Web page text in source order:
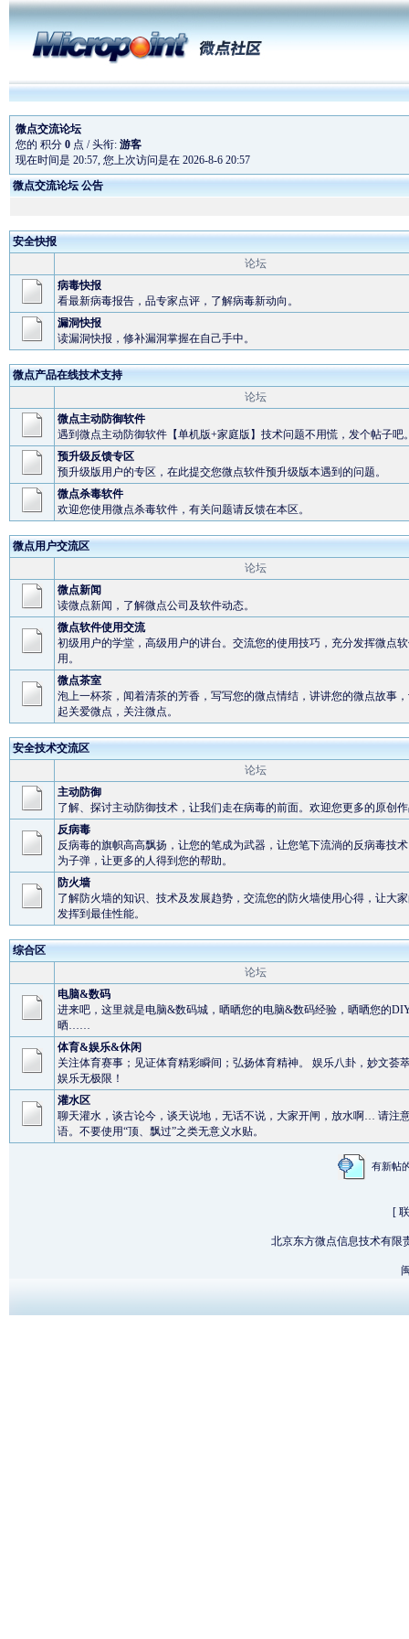
微点交流论坛
您的 积分 0 点 / 头衔: 游客
现在时间是 20:57, 您上次访问是在 2026-8-6 20:57
微点交流论坛 公告
微点软件为奥运会
安全快报
论坛
病毒快报
看最新病毒报告，品专家点评，了解病毒新动向。
漏洞快报
读漏洞快报，修补漏洞掌握在自己手中。
微点产品在线技术支持
论坛
微点主动防御软件
遇到微点主动防御软件【单机版+家庭版】技术问题不用慌，发个帖子吧
预升级反馈专区
预升级版用户的专区，在此提交您微点软件预升级版本遇到的问题。
微点杀毒软件
欢迎您使用微点杀毒软件，有关问题请反馈在本区。
微点用户交流区
论坛
微点新闻
读微点新闻，了解微点公司及软件动态。
微点软件使用交流
初级用户的学堂，高级用户的讲台。交流您的使用技巧，充分发挥微点
用。
微点茶室
泡上一杯茶，闻着清茶的芳香，写写您的微点情结，讲讲您的微点故事
起关爱微点，关注微点。
安全技术交流区
论坛
主动防御
了解、探讨主动防御技术，让我们走在病毒的前面。欢迎您更多的原创
反病毒
反病毒的旗帜高高飘扬，让您的笔成为武器，让您笔下流淌的反病毒技
为子弹，让更多的人得到您的帮助。
防火墙
了解防火墙的知识、技术及发展趋势，交流您的防火墙使用心得，让大
发挥到最佳性能。
综合区
论坛
电脑&数码
进来吧，这里就是电脑&数码城，晒晒您的电脑&数码经验，晒晒您的
晒……
体育&娱乐&休闲
关注体育赛事；见证体育精彩瞬间；弘扬体育精神。 娱乐八卦，妙文荟
娱乐无极限！
灌水区
聊天灌水，谈古论今，谈天说地，无话不说，大家开闸，放水啊… 请注
语。不要使用“顶、飘过”之类无意义水贴。
有新
[
北京东方微点信息技术有限